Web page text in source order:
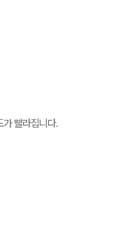
가 빨라집니다.